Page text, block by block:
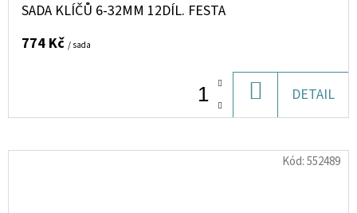
SADA KLÍČŮ 6-32MM 12DÍL. FESTA
774 Kč / sada
KOŠÍKU
DETAIL
Kód:552489